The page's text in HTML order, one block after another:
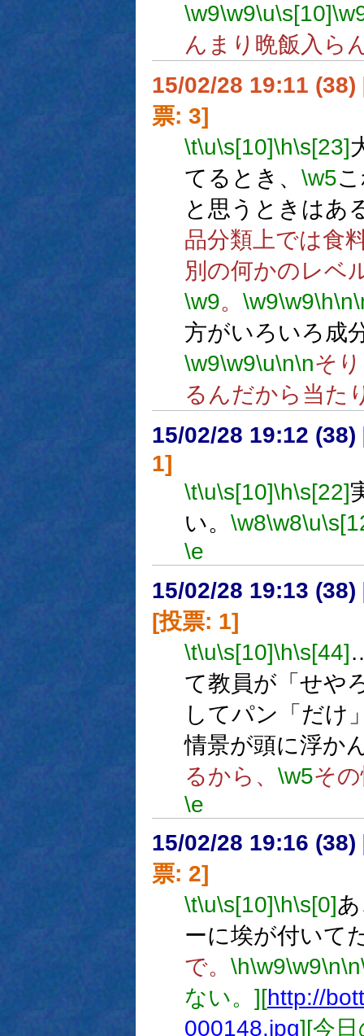
\w9\w9\u\s[10]
んまり晩飯入ら
15/02/28 19:11 (38)
票: 3]
\t\u\s[10]\h\s[23]
てるとき、 \w5
と思うときはあ
品分類上では食
別の何かのレベ
\w9。 \w9\w9\h\n
方がいろいろ成
\w9\w9\u\n\nそ
るんだから当た
15/02/28 19:12 (38)
1]
\t\u\s[10]\h\s[22]
い。 \w8\w8\u
\e
15/02/28 19:13 (38)
[投票: 1]
\t\u\s[10]\h\s[44]
て教員が「せや
してパン「だけ
情景が頭に浮か
るから、 \w5そ
\e
15/02/28 19:16 (38)
票: 2]
\t\u\s[10]\h\s[0]
ーに埃が付いて
で。 \h\w9\w9\n\n
ない。][http://
000148.jpg][今